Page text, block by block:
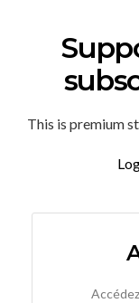
This is premium